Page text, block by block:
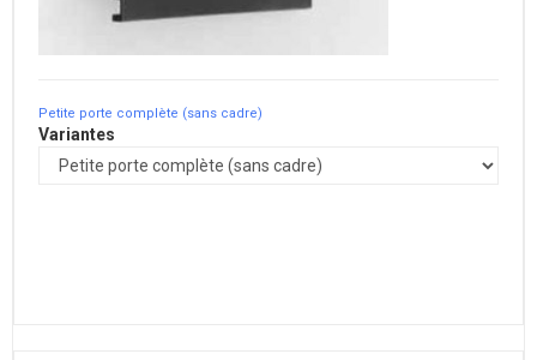
Petite porte complète (sans cadre)
Variantes